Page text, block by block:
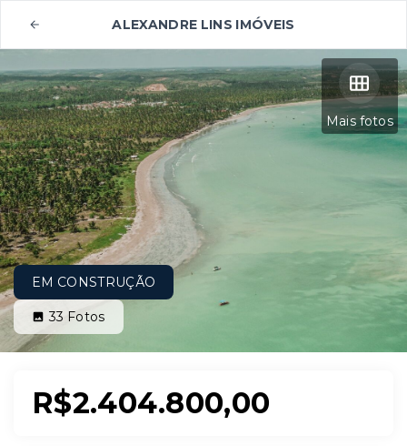
ALEXANDRE LINS IMÓVEIS
Mais fotos
EM CONSTRUÇÃO
33 Fotos
R$2.404.800,00